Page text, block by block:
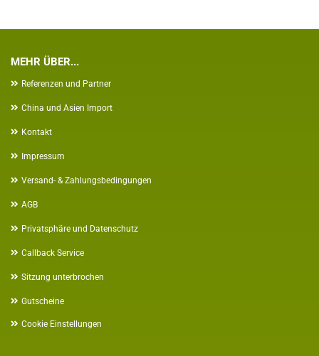
MEHR ÜBER...
Referenzen und Partner
China und Asien Import
Kontakt
Impressum
Versand- & Zahlungsbedingungen
AGB
Privatsphäre und Datenschutz
Callback Service
Sitzung unterbrochen
Gutscheine
Cookie Einstellungen